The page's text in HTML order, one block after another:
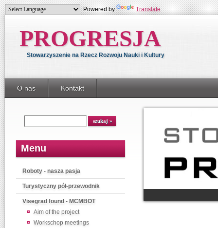
Powered by Translate
PROGRESJA
Stowarzyszenie na Rzecz Rozwoju Nauki i Kultury
O nas Kontakt
Menu
Roboty - nasza pasja
Turystyczny pół-przewodnik
Visegrad found - MCMBOT
Aim of the project
Workschop meetings